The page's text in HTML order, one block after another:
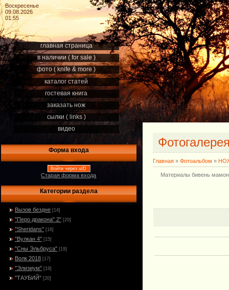
Воскресенье
09.08.2026
01:55
главная страница
в наличии ( for sale )
фото ( knife & more )
каталог статей
гостевая книга
заказать нож
сылки ( links )
видео
Форма входа
Войти через uID
Старая форма входа
Категории раздела
Вызов бездне [14]
"Перо дракона" 2" [20]
"Sheridans" [16]
"Вулкан 4" [15]
"Сны Эльбруса" [19]
Волк 2018 [17]
"Элизиум" [19]
"ТАУБИЙ" [20]
Главная » Фотоальбом »
Материалы бивень